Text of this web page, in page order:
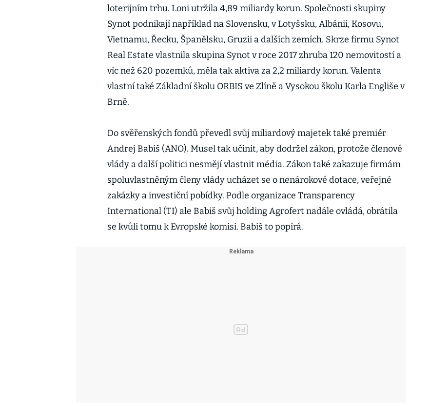
loterijním trhu. Loni utržila 4,89 miliardy korun. Společnosti skupiny
Synot podnikají například na Slovensku, v Lotyšsku, Albánii, Kosovu,
Vietnamu, Řecku, Španělsku, Gruzii a dalších zemích. Skrze firmu Synot
Real Estate vlastnila skupina Synot v roce 2017 zhruba 120 nemovitostí a
víc než 620 pozemků, měla tak aktiva za 2,2 miliardy korun. Valenta
vlastní také Základní školu ORBIS ve Zlíně a Vysokou školu Karla Engliše v
Brně.
Do svěřenských fondů převedl svůj miliardový majetek také premiér
Andrej Babiš (ANO). Musel tak učinit, aby dodržel zákon, protože členové
vlády a další politici nesmějí vlastnit média. Zákon také zakazuje firmám
spoluvlastněným členy vlády ucházet se o nenárokové dotace, veřejné
zakázky a investiční pobídky. Podle organizace Transparency
International (TI) ale Babiš svůj holding Agrofert nadále ovládá, obrátila
se kvůli tomu k Evropské komisi. Babiš to popírá.